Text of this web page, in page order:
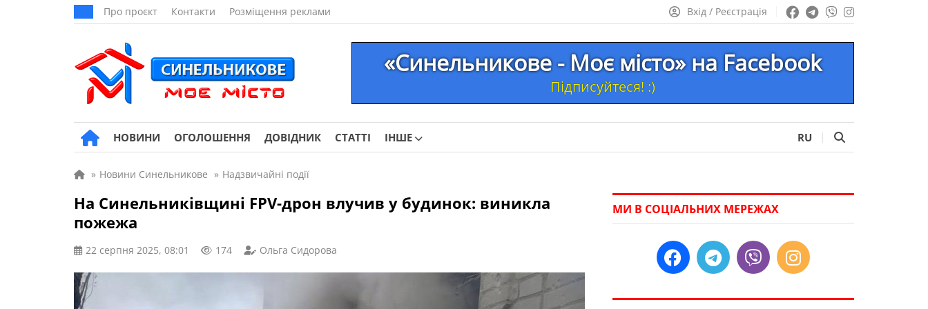
Про проєкт Контакти Розміщення реклами Вхід / Реєстрація
«Синельникове - Моє місто» на Facebook
Підписуйтеся! :)
НОВИНИ ОГОЛОШЕННЯ ДОВІДНИК СТАТТІ ІНШЕ RU
» Новини Синельникове » Надзвичайні події
На Синельниківщині FPV-дрон влучив у будинок: виникла
пожежа
22 серпня 2025, 08:01 174 Ольга Сидорова
МИ В СОЦІАЛЬНИХ МЕРЕЖАХ